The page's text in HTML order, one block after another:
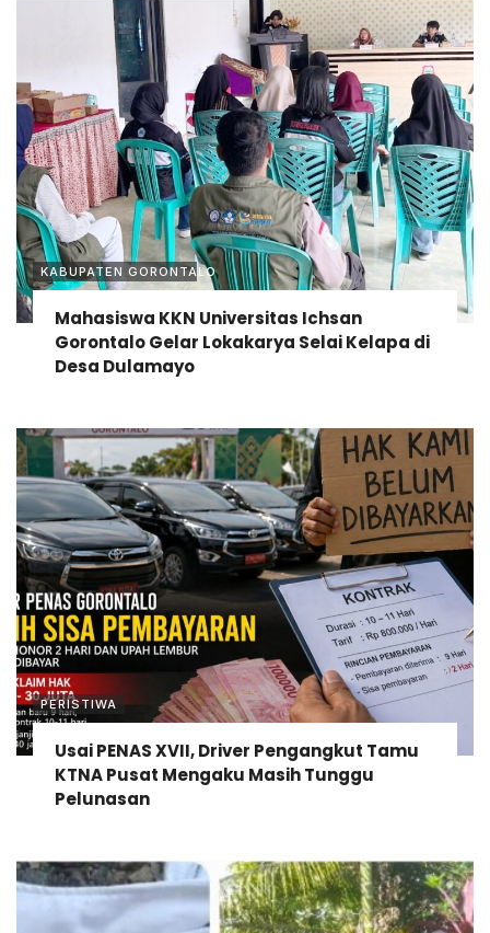
KABUPATEN GORONTALO
Mahasiswa KKN Universitas Ichsan
Gorontalo Gelar Lokakarya Selai Kelapa di
Desa Dulamayo
PERISTIWA
Usai PENAS XVII, Driver Pengangkut Tamu
KTNA Pusat Mengaku Masih Tunggu
Pelunasan